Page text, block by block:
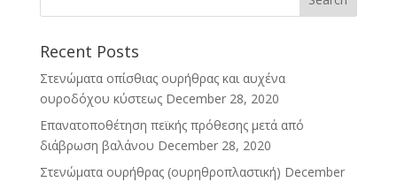
Recent Posts
Στενώματα οπίσθιας ουρήθρας και αυχένα
ουροδόχου κύστεως December 28, 2020
Επανατοποθέτηση πεϊκής πρόθεσης μετά από
διάβρωση βαλάνου December 28, 2020
Στενώματα ουρήθρας (ουρηθροπλαστική) December